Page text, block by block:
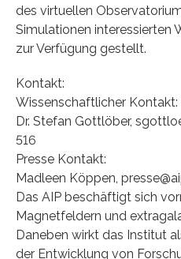
des virtuellen
Simulationen interessierten
zur Verfügung gestellt.
Kontakt:
Wissenschaftlicher Kontakt:
Dr. Stefan Gottlöber,
516
Presse Kontakt:
Madleen Köppen,
Das AIP beschäftigt sich
Magnetfeldern und
Daneben wirkt das Institut
der Entwicklung von